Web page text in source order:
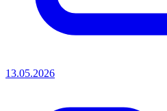
13.05.2026